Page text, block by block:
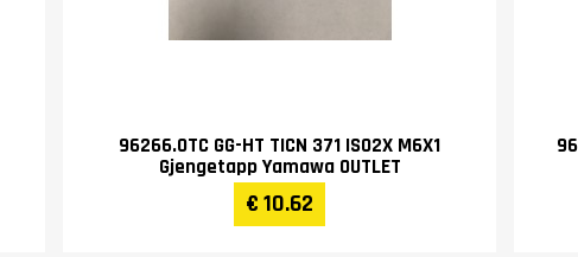
96266.0TC GG-HT TICN 371 ISO2X M6X1
Gjengetapp Yamawa OUTLET
€ 10.62